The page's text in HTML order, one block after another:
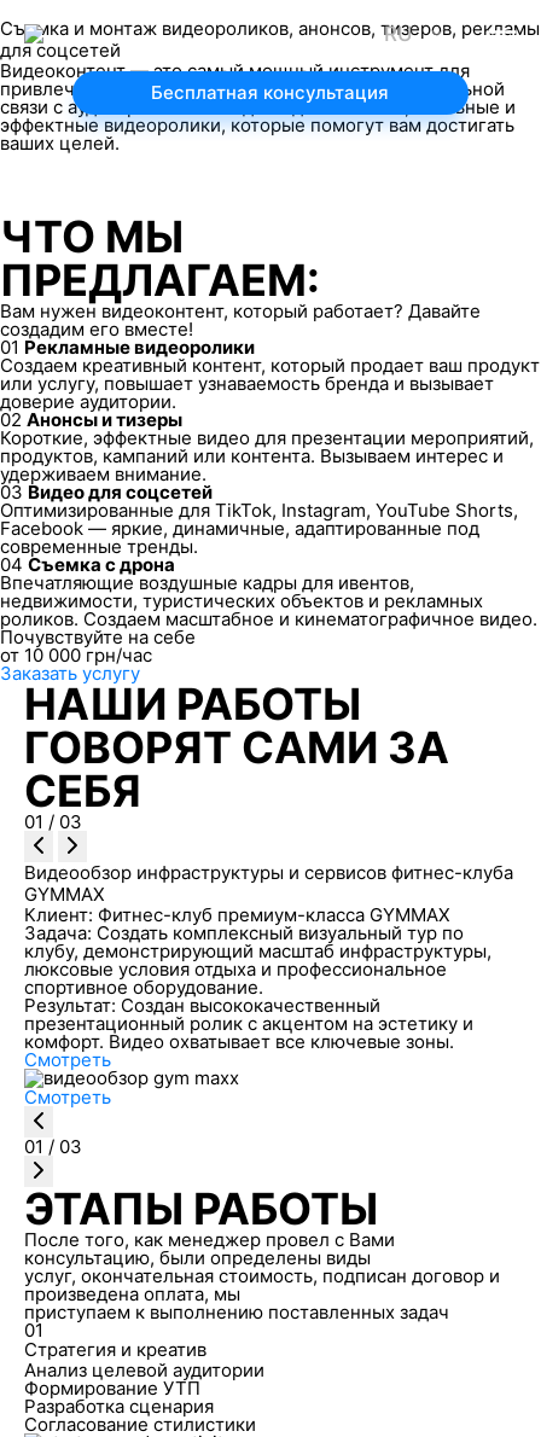
RU
Бесплатная консультация
Съемка и монтаж видеороликов, анонсов, тизеров, рекламы
для соцсетей
Видеоконтент — это самый мощный инструмент для
привлечения внимания и формирования эмоциональной
связи с аудиторией. Мы создаем динамичные, стильные и
эффектные видеоролики, которые помогут вам достигать
ваших целей.
ЧТО МЫ
ПРЕДЛАГАЕМ:
Вам нужен видеоконтент, который работает? Давайте
создадим его вместе!
01 Рекламные видеоролики
Создаем креативный контент, который продает ваш продукт
или услугу, повышает узнаваемость бренда и вызывает
доверие аудитории.
02 Анонсы и тизеры
Короткие, эффектные видео для презентации мероприятий,
продуктов, кампаний или контента. Вызываем интерес и
удерживаем внимание.
03 Видео для соцсетей
Оптимизированные для TikTok, Instagram, YouTube Shorts,
Facebook — яркие, динамичные, адаптированные под
современные тренды.
04 Съемка с дрона
Впечатляющие воздушные кадры для ивентов,
недвижимости, туристических объектов и рекламных
роликов. Создаем масштабное и кинематографичное видео.
Почувствуйте на себе
от 10 000 грн/час
Заказать услугу
НАШИ РАБОТЫ
ГОВОРЯТ САМИ ЗА
СЕБЯ
01 / 03
Видеообзор инфраструктуры и сервисов фитнес-клуба
GYMMAX
Клиент: Фитнес-клуб премиум-класса GYMMAX
Задача: Создать комплексный визуальный тур по
клубу, демонстрирующий масштаб инфраструктуры,
люксовые условия отдыха и профессиональное
спортивное оборудование.
Результат: Создан высококачественный
презентационный ролик с акцентом на эстетику и
комфорт. Видео охватывает все ключевые зоны.
Смотреть
Смотреть
01 / 03
ЭТАПЫ РАБОТЫ
После того, как менеджер провел с Вами
консультацию, были определены виды
услуг, окончательная стоимость, подписан договор и
произведена оплата, мы
приступаем к выполнению поставленных задач
01
Стратегия и креатив
Анализ целевой аудитории
Формирование УТП
Разработка сценария
Согласование стилистики